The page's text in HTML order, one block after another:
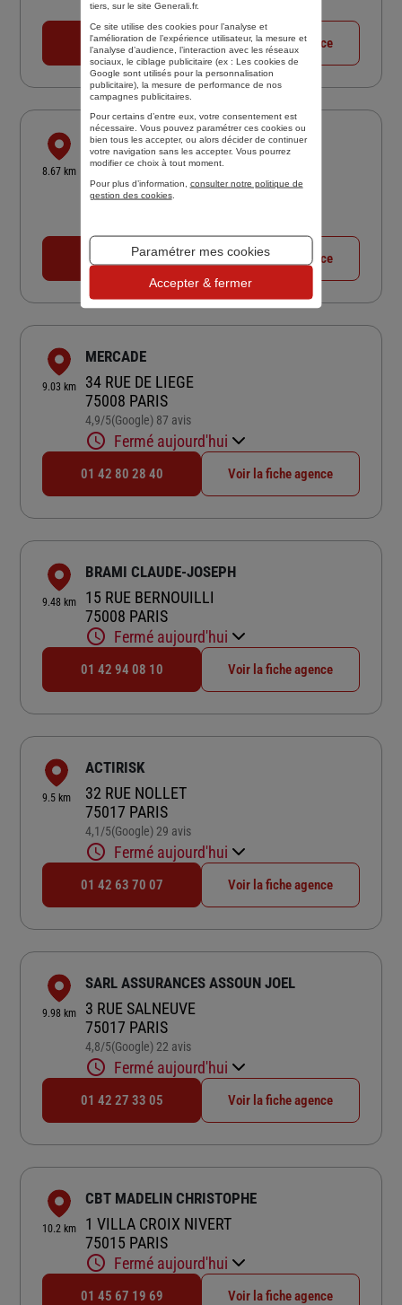
Fermé aujourd'hui
01 49 30 85 81 Voir la fiche agence
8.67 km
CBT THOMAS GERALD
20 RUE SAINT ISAURE
75018 PARIS
4,2/5Note de 4.2 sur 5
(Google) 31 avis
01 42 64 43 08 Voir la fiche agence
9.03 km
MERCADE
34 RUE DE LIEGE
75008 PARIS
4,9/5Note de 4.9 sur 5
(Google) 87 avis
Fermé aujourd'hui
01 42 80 28 40 Voir la fiche agence
9.48 km
BRAMI CLAUDE-JOSEPH
15 RUE BERNOUILLI
75008 PARIS
Fermé aujourd'hui
01 42 94 08 10 Voir la fiche agence
9.5 km
ACTIRISK
32 RUE NOLLET
75017 PARIS
4,1/5Note de 4.1 sur 5
(Google) 29 avis
Fermé aujourd'hui
01 42 63 70 07 Voir la fiche agence
9.98 km
SARL ASSURANCES ASSOUN JOEL
3 RUE SALNEUVE
75017 PARIS
4,8/5Note de 4.8 sur 5
(Google) 22 avis
Fermé aujourd'hui
01 42 27 33 05 Voir la fiche agence
10.2 km
CBT MADELIN CHRISTOPHE
1 VILLA CROIX NIVERT
75015 PARIS
Fermé aujourd'hui
01 45 67 19 69 Voir la fiche agence
tiers, sur le site Generali.fr.
Ce site utilise des cookies pour l’analyse et
l'amélioration de l’expérience utilisateur, la mesure et
l’analyse d’audience, l’interaction avec les réseaux
sociaux, le ciblage publicitaire (ex : Les cookies de
Google sont utilisés pour la personnalisation
publicitaire), la mesure de performance de nos
campagnes publicitaires.
Pour certains d’entre eux, votre consentement est
nécessaire. Vous pouvez paramétrer ces cookies ou
bien tous les accepter, ou alors décider de continuer
votre navigation sans les accepter. Vous pourrez
modifier ce choix à tout moment.
Pour plus d’information, consulter notre politique de
gestion des cookies.
Paramétrer mes cookies
Accepter & fermer